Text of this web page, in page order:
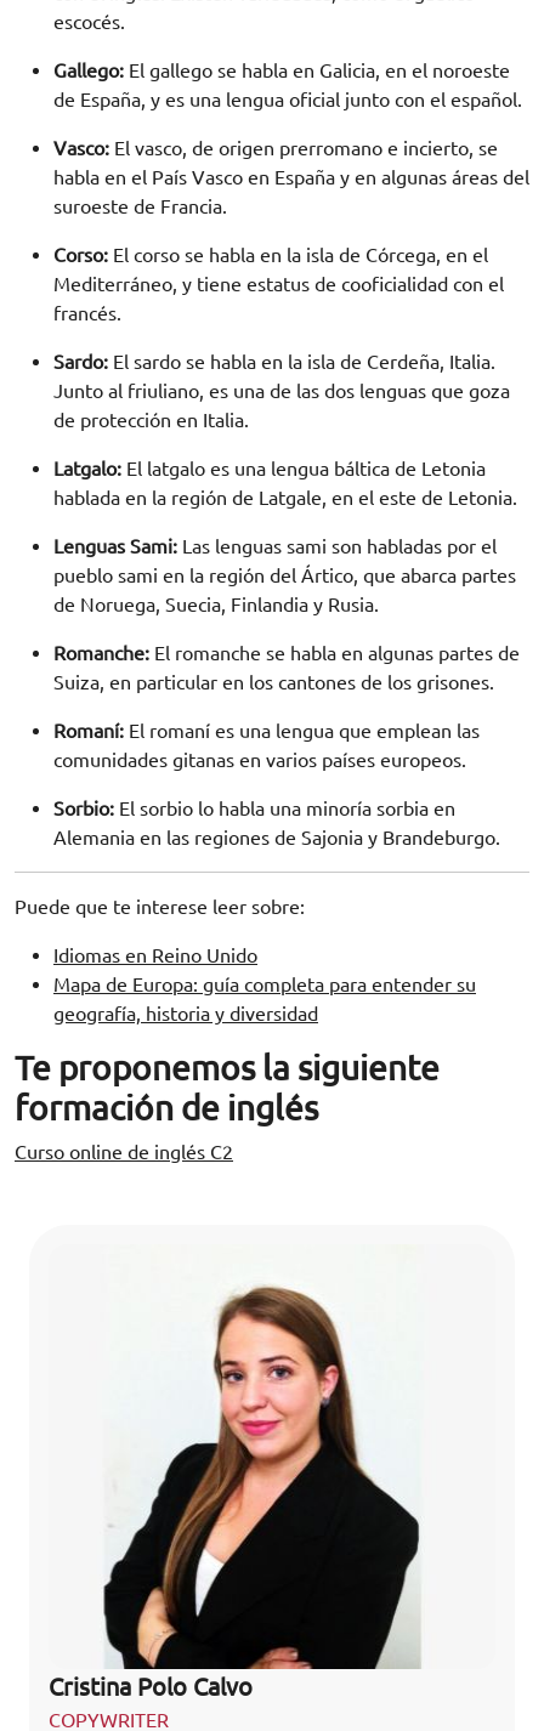
escocés.
Gallego: El gallego se habla en Galicia, en el noroeste
de España, y es una lengua oficial junto con el español.
Vasco: El vasco, de origen prerromano e incierto, se
habla en el País Vasco en España y en algunas áreas del
suroeste de Francia.
Corso: El corso se habla en la isla de Córcega, en el
Mediterráneo, y tiene estatus de cooficialidad con el
francés.
Sardo: El sardo se habla en la isla de Cerdeña, Italia.
Junto al friuliano, es una de las dos lenguas que goza
de protección en Italia.
Latgalo: El latgalo es una lengua báltica de Letonia
hablada en la región de Latgale, en el este de Letonia.
Lenguas Sami: Las lenguas sami son habladas por el
pueblo sami en la región del Ártico, que abarca partes
de Noruega, Suecia, Finlandia y Rusia.
Romanche: El romanche se habla en algunas partes de
Suiza, en particular en los cantones de los grisones.
Romaní: El romaní es una lengua que emplean las
comunidades gitanas en varios países europeos.
Sorbio: El sorbio lo habla una minoría sorbia en
Alemania en las regiones de Sajonia y Brandeburgo.
Puede que te interese leer sobre:
Idiomas en Reino Unido
Mapa de Europa: guía completa para entender su
geografía, historia y diversidad
Te proponemos la siguiente
formación de inglés
Curso online de inglés C2
Cristina Polo Calvo
COPYWRITER